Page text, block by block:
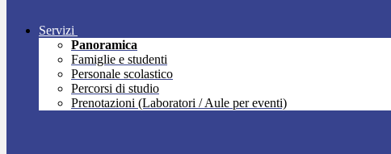
Servizi
Panoramica
Famiglie e studenti
Personale scolastico
Percorsi di studio
Prenotazioni (Laboratori / Aule per eventi)